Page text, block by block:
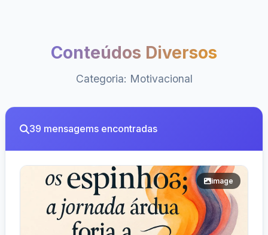
Conteúdos Diversos
Categoria: Motivacional
39 mensagems encontradas
image